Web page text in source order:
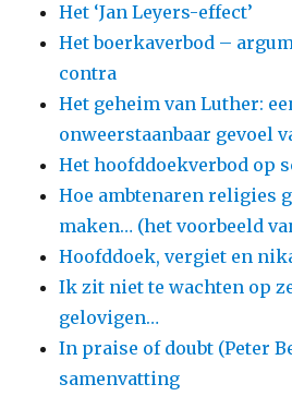
Het ‘Jan Leyers-effect’
Het boerkaverbod –
contra
Het geheim van Luther:
onweerstaanbaar gevoel
Het hoofddoekverbod op
Hoe ambtenaren religies
maken… (het voorbeeld
Hoofddoek, vergiet en
Ik zit niet te wachten op
gelovigen…
In praise of doubt (Peter
samenvatting